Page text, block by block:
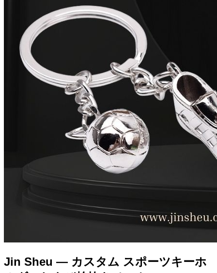
Jin Sheu — カスタム スポーツキーホ